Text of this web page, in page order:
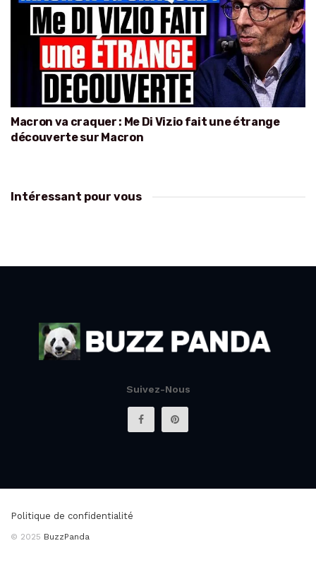
Macron va craquer : Me Di Vizio fait une étrange
découverte sur Macron
Intéressant pour vous
Suivez-Nous
Politique de confidentialité
© 2025 BuzzPanda